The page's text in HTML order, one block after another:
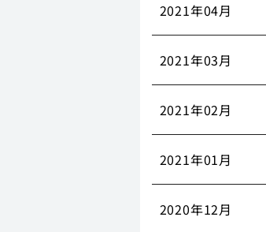
2021年04月
2021年03月
2021年02月
2021年01月
2020年12月